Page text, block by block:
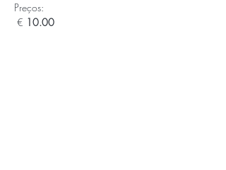
Preços:
€ 10.00